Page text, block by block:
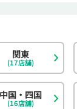
関東
(17店舗)
中国・四国
(16店舗)